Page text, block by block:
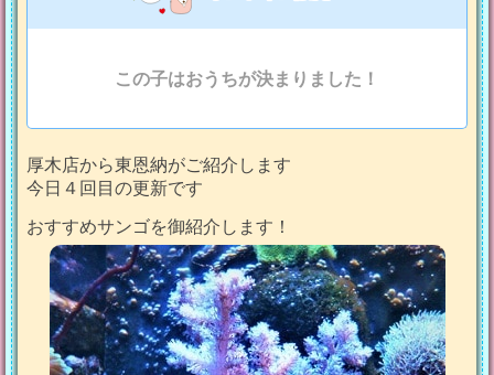
この子はおうちが決まりました！
厚木店から東恩納がご紹介します
今日４回目の更新です
おすすめサンゴを御紹介します！